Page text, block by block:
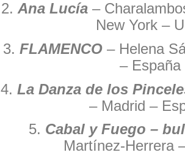
2.Ana Lucía –
New York –
3.FLAMENCO – Helena
– España
4. La Danza de los
– Madrid –
5. Cabal y Fuego –
Martínez-Herrera